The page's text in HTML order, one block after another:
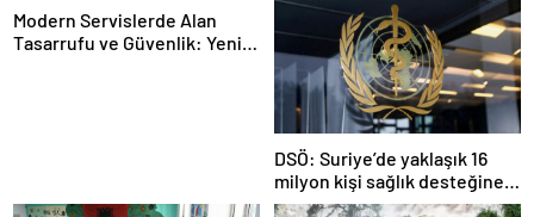
Modern Servislerde Alan
Tasarrufu ve Güvenlik: Yeni
DSÖ: Suriye’de yaklaşık 16
milyon kişi sağlık desteğine
ihtiyaç duyuyor